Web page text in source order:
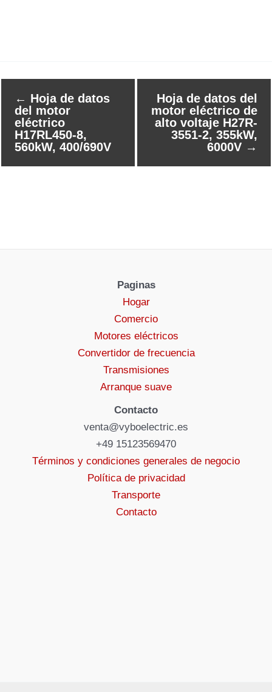
← Hoja de datos
del motor
eléctrico
H17RL450-8,
560kW, 400/690V
Hoja de datos del
motor eléctrico de
alto voltaje H27R-
3551-2, 355kW,
6000V →
Paginas
Hogar
Comercio
Motores eléctricos
Convertidor de frecuencia
Transmisiones
Arranque suave
Contacto
venta@vyboelectric.es
+49 15123569470
Términos y condiciones generales de negocio
Política de privacidad
Transporte
Contacto